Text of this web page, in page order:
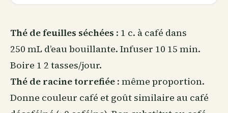
Thé de feuilles séchées : 1 c. à café dans
250 mL d’eau bouillante. Infuser 10 15 min.
Boire 1 2 tasses/jour.
Thé de racine torrefiée : même proportion.
Donne couleur café et goût similaire au café